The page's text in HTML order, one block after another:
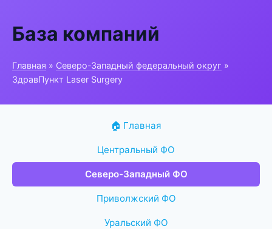
База компаний
Главная » Северо-Западный федеральный округ »
ЗдравПункт Laser Surgery
🏠 Главная
Центральный ФО
Северо-Западный ФО
Приволжский ФО
Уральский ФО